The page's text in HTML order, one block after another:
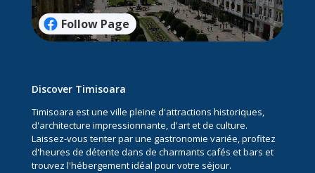
Follow Page
Discover Timisoara
Timisoara est une ville pleine d'attractions historiques,
d'architecture impressionnante, d'art et de culture.
Laissez-vous tenter par une gastronomie variée, profitez
d'heures de détente dans de charmants cafés et bars et
trouvez l'hébergement idéal pour votre séjour.